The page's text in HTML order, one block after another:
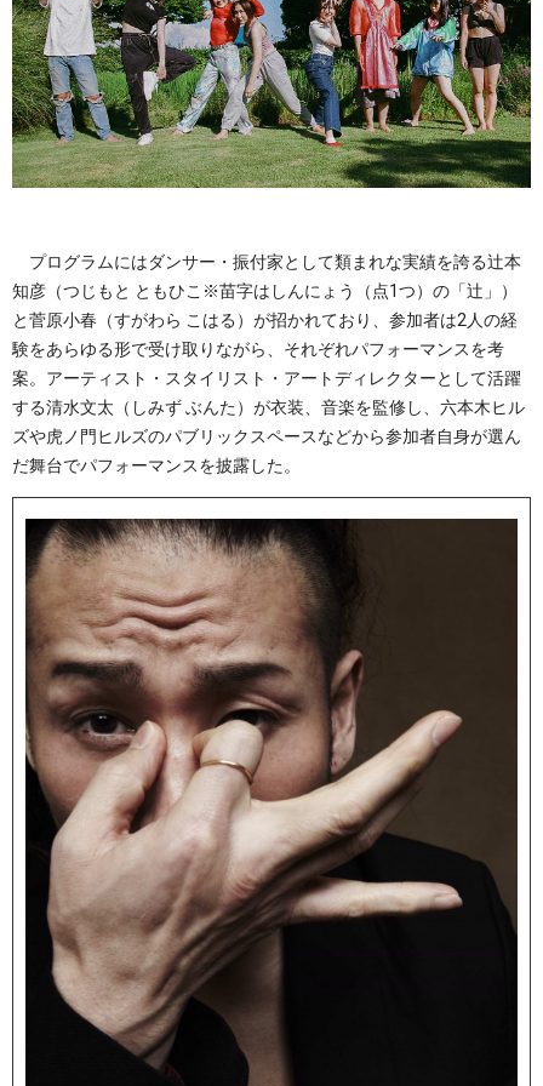
プログラムにはダンサー・振付家として類まれな実績を誇る辻󠄀本
知彦（つじもと ともひこ※苗字はしんにょう（点1つ）の「辻󠄀」）
と菅原小春（すがわら こはる）が招かれており、参加者は2人の経
験をあらゆる形で受け取りながら、それぞれパフォーマンスを考
案。アーティスト・スタイリスト・アートディレクターとして活躍
する清水文太（しみず ぶんた）が衣装、音楽を監修し、六本木ヒル
ズや虎ノ門ヒルズのパブリックスペースなどから参加者自身が選ん
だ舞台でパフォーマンスを披露した。